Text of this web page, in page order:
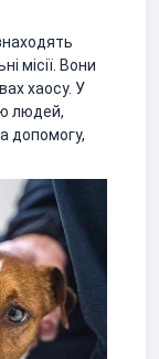
місії. Вони
хаосу. У
людей,
допомогу,